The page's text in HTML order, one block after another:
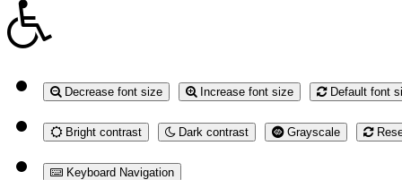
Decrease font size Increase font size Default font
Bright contrast Dark contrast Grayscale
Keyboard Navigation